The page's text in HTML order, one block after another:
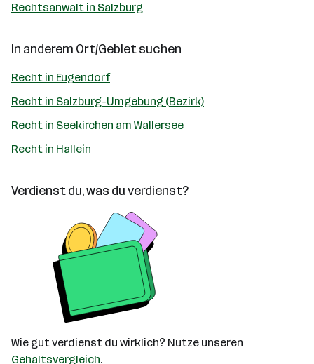
Rechtsanwalt in Salzburg
In anderem Ort/Gebiet suchen
Recht in Eugendorf
Recht in Salzburg-Umgebung (Bezirk)
Recht in Seekirchen am Wallersee
Recht in Hallein
Verdienst du, was du verdienst?
Wie gut verdienst du wirklich? Nutze unseren
Gehaltsvergleich.